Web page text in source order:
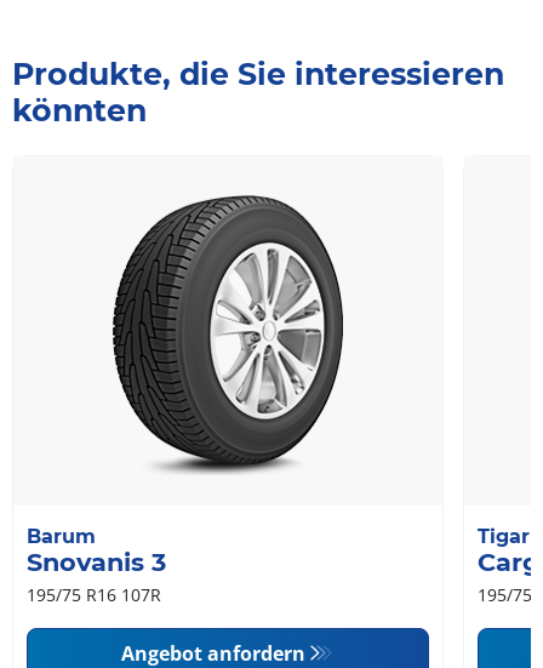
Produkte, die Sie interessieren
könnten
Barum
Snovanis 3
195/75 R16 107R
Angebot anfordern
Tigar
195/75